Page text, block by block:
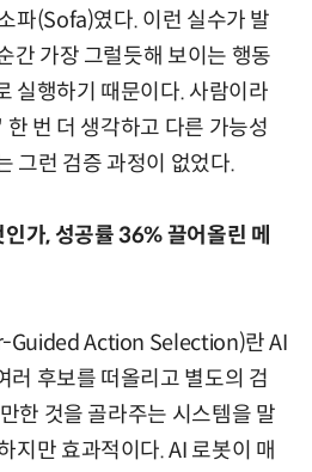
파(Sofa)였다. 이런 실수가 발
간 가장 그럴듯해 보이는 행동
실행하기 때문이다. 사람이라
번 더 생각하고 다른 가능성
그런 검증 과정이 없었다.
가, 성공률 36% 끌어올린 메
Guided Action Selection)란 AI
러 후보를 떠올리고 별도의 검
한 것을 골라주는 시스템을 말
지만 효과적이다. AI 로봇이 매